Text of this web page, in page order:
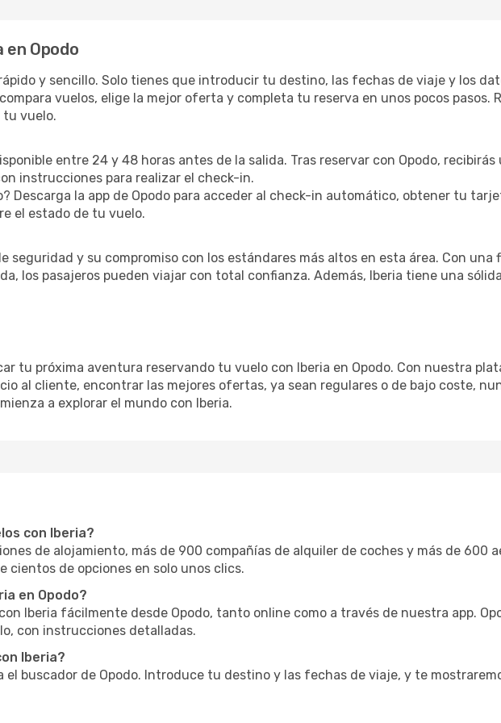
Opodo
y sencillo. Solo tienes que introducir tu destino, las fechas de viaje y los
vuelos, elige la mejor oferta y completa tu reserva en unos pocos pasos.
tu vuelo.
entre 24 y 48 horas antes de la salida. Tras reservar con Opodo, recibirás
instrucciones para realizar el check-in.
Descarga la app de Opodo para acceder al check-in automático, obtener tu
el estado de tu vuelo.
seguridad y su compromiso con los estándares más altos en esta área. Con una
los pasajeros pueden viajar con total confianza. Además, Iberia tiene una
tu próxima aventura reservando tu vuelo con Iberia en Opodo. Con nuestra
al cliente, encontrar las mejores ofertas, ya sean regulares o de bajo coste,
a explorar el mundo con Iberia.
con Iberia?
de alojamiento, más de 900 compañías de alquiler de coches y más de 600
de opciones en solo unos clics.
en Opodo?
Iberia fácilmente desde Opodo, tanto online como a través de nuestra app.
con instrucciones detalladas.
Iberia?
buscador de Opodo. Introduce tu destino y las fechas de viaje, y te